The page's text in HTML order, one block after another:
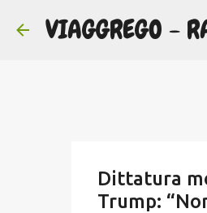
VIAGGREGO -
Dittatura
Trump: